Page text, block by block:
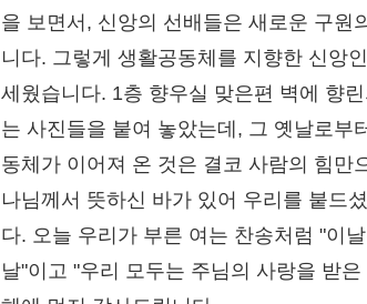
을 보면서, 신앙의 선배들은 새로운 구원
니다. 그렇게 생활공동체를 지향한 신앙
세웠습니다. 1층 향우실 맞은편 벽에 향
는 사진들을 붙여 놓았는데, 그 옛날로부
동체가 이어져 온 것은 결코 사람의 힘만
나님께서 뜻하신 바가 있어 우리를 붙드
다. 오늘 우리가 부른 여는 찬송처럼 "이
날"이고 "우리 모두는 주님의 사랑을 받